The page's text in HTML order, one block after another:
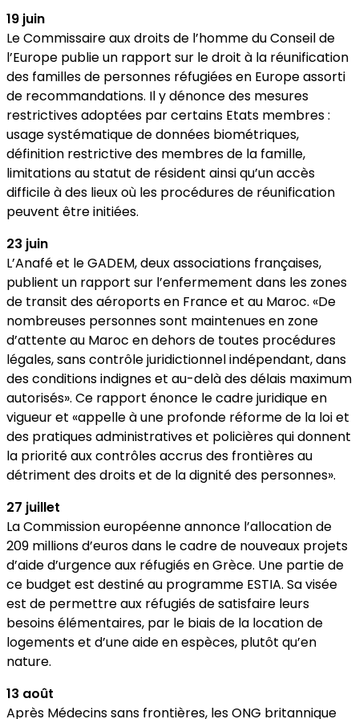
19 juin
Le Commissaire aux droits de l’homme du Conseil de
l’Europe publie un rapport sur le droit à la réunification
des familles de personnes réfugiées en Europe assorti
de recommandations. Il y dénonce des mesures
restrictives adoptées par certains Etats membres :
usage systématique de données biométriques,
définition restrictive des membres de la famille,
limitations au statut de résident ainsi qu’un accès
difficile à des lieux où les procédures de réunification
peuvent être initiées.
23 juin
L’Anafé et le GADEM, deux associations françaises,
publient un rapport sur l’enfermement dans les zones
de transit des aéroports en France et au Maroc. «De
nombreuses personnes sont maintenues en zone
d’attente au Maroc en dehors de toutes procédures
légales, sans contrôle juridictionnel indépendant, dans
des conditions indignes et au-delà des délais maximum
autorisés». Ce rapport énonce le cadre juridique en
vigueur et «appelle à une profonde réforme de la loi et
des pratiques administratives et policières qui donnent
la priorité aux contrôles accrus des frontières au
détriment des droits et de la dignité des personnes».
27 juillet
La Commission européenne annonce l’allocation de
209 millions d’euros dans le cadre de nouveaux projets
d’aide d’urgence aux réfugiés en Grèce. Une partie de
ce budget est destiné au programme ESTIA. Sa visée
est de permettre aux réfugiés de satisfaire leurs
besoins élémentaires, par le biais de la location de
logements et d’une aide en espèces, plutôt qu’en
nature.
13 août
Après Médecins sans frontières, les ONG britannique